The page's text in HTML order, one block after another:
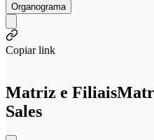
Organograma
Copiar link
Matriz e Filiais
Sales